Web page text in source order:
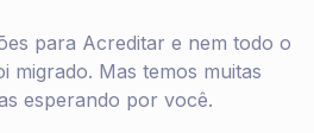
para Acreditar e nem todo o
migrado. Mas temos muitas
esperando por você.